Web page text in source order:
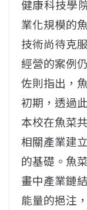
健康科技學
業化規模的
技術尚待克
經營的案例
佐則指出，
初期，透過
本校在魚菜
相關產業建
的基礎。魚
畫中產業鏈
能量的挹注